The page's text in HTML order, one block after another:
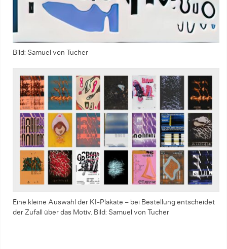
Bild: Samuel von Tucher
Eine kleine Auswahl der KI-Plakate – bei Bestellung entscheidet
der Zufall über das Motiv. Bild: Samuel von Tucher